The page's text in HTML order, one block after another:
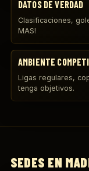
DATOS DE VERDAD
Clasificaciones,
MAS!
AMBIENTE
Ligas regulares,
tenga objetivos.
SEDES EN